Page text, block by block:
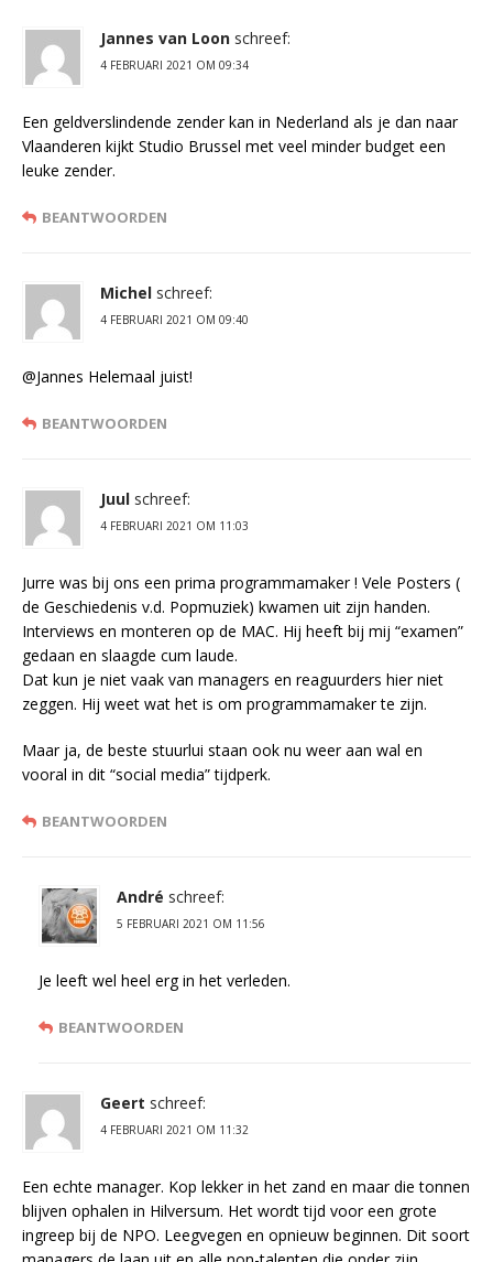
Jannes van Loon schreef:
4 FEBRUARI 2021 OM 09:34
Een geldverslindende zender kan in Nederland als je dan naar
Vlaanderen kijkt Studio Brussel met veel minder budget een
leuke zender.
BEANTWOORDEN
Michel schreef:
4 FEBRUARI 2021 OM 09:40
@Jannes Helemaal juist!
BEANTWOORDEN
Juul schreef:
4 FEBRUARI 2021 OM 11:03
Jurre was bij ons een prima programmamaker ! Vele Posters (
de Geschiedenis v.d. Popmuziek) kwamen uit zijn handen.
Interviews en monteren op de MAC. Hij heeft bij mij “examen”
gedaan en slaagde cum laude.
Dat kun je niet vaak van managers en reaguurders hier niet
zeggen. Hij weet wat het is om programmamaker te zijn.
Maar ja, de beste stuurlui staan ook nu weer aan wal en
vooral in dit “social media” tijdperk.
BEANTWOORDEN
André schreef:
5 FEBRUARI 2021 OM 11:56
Je leeft wel heel erg in het verleden.
BEANTWOORDEN
Geert schreef:
4 FEBRUARI 2021 OM 11:32
Een echte manager. Kop lekker in het zand en maar die tonnen
blijven ophalen in Hilversum. Het wordt tijd voor een grote
ingreep bij de NPO. Leegvegen en opnieuw beginnen. Dit soort